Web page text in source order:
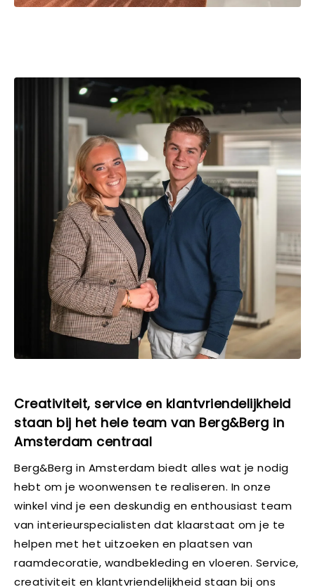
Creativiteit, service en klantvriendelijkheid
staan bij het hele team van Berg&Berg in
Amsterdam centraal
Berg&Berg in Amsterdam biedt alles wat je nodig
hebt om je woonwensen te realiseren. In onze
winkel vind je een deskundig en enthousiast team
van interieurspecialisten dat klaarstaat om je te
helpen met het uitzoeken en plaatsen van
raamdecoratie, wandbekleding en vloeren. Service,
creativiteit en klantvriendelijkheid staan bij ons